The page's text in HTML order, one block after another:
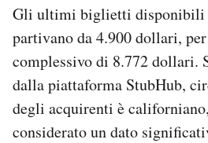
Gli ultimi biglietti disponibili
partivano da 4.900 dollari,
complessivo di 8.772 dollari.
dalla piattaforma StubHub,
degli acquirenti è
considerato un dato